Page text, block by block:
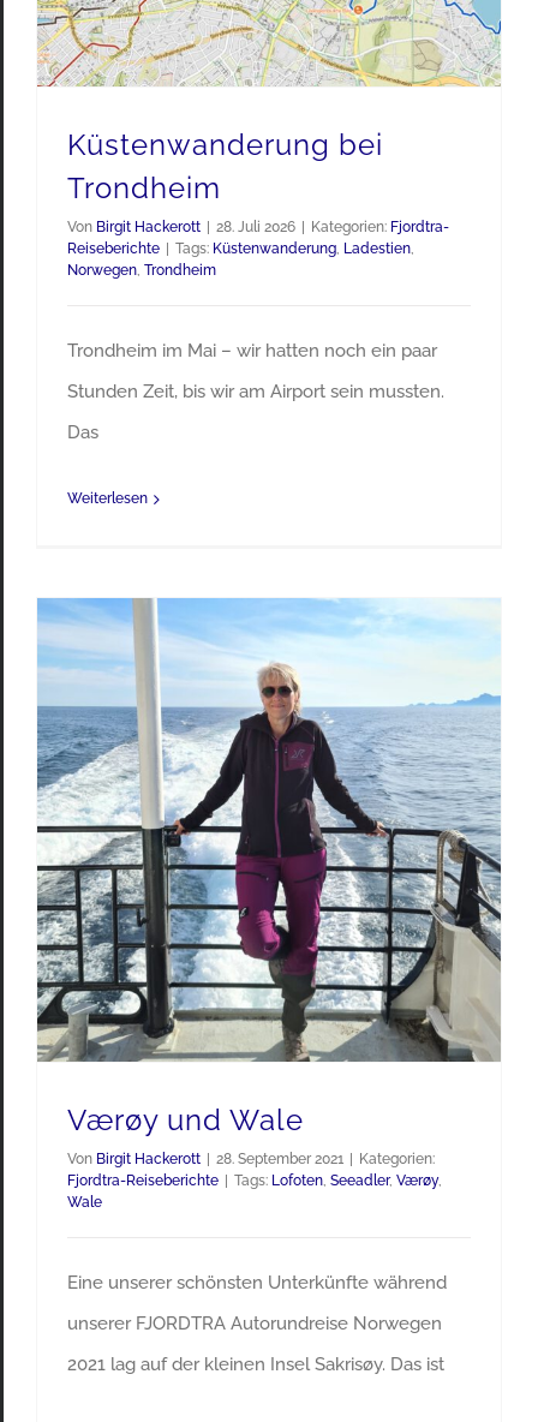
Küstenwanderung bei
Trondheim
Von Birgit Hackerott 28. Juli 2026 Kategorien: Fjordtra-
Reiseberichte
Tags: Küstenwanderung, Ladestien,
Norwegen, Trondheim
Trondheim im Mai – wir hatten noch ein paar
Stunden Zeit, bis wir am Airport sein mussten.
Das
Weiterlesen
Værøy und Wale
Von Birgit Hackerott 28. September 2021
Kategorien:
Fjordtra-Reiseberichte
Tags: Lofoten, Seeadler, Værøy,
Wale
Eine unserer schönsten Unterkünfte während
unserer FJORDTRA Autorundreise Norwegen
2021 lag auf der kleinen Insel Sakrisøy. Das ist